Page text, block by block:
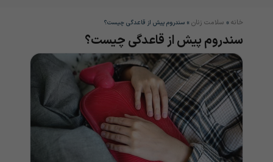
خانه » سلامت زنان » سندروم پیش از قاعدگی چیست؟
سندروم پیش از قاعدگی چیست؟